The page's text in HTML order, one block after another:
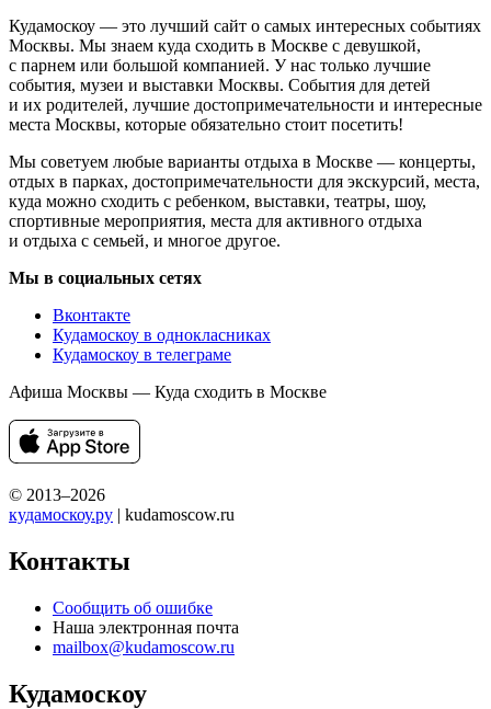
Кудамоскоу — это лучший сайт о самых интересных событиях
Москвы. Мы знаем куда сходить в Москве с девушкой,
с парнем или большой компанией. У нас только лучшие
события, музеи и выставки Москвы. События для детей
и их родителей, лучшие достопримечательности и интересные
места Москвы, которые обязательно стоит посетить!
Мы советуем любые варианты отдыха в Москве — концерты,
отдых в парках, достопримечательности для экскурсий, места,
куда можно сходить с ребенком, выставки, театры, шоу,
спортивные мероприятия, места для активного отдыха
и отдыха с семьей, и многое другое.
Мы в социальных сетях
Вконтакте
Кудамоскоу в однокласниках
Кудамоскоу в телеграме
Афиша Москвы — Куда сходить в Москве
© 2013–2026
кудамоскоу.ру | kudamoscow.ru
Контакты
Сообщить об ошибке
Наша электронная почта
mailbox@kudamoscow.ru
Кудамоскоу